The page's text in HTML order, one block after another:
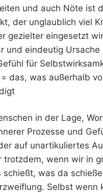
und auch Nöte ist
der unglaublich viel
gezielter eingesetzt
und eindeutig
für
das, was außerhalb
in der Lage,
Prozesse und
auf unartikuliertes
trotzdem, wenn wir in
schießt, was da
Selbst wenn